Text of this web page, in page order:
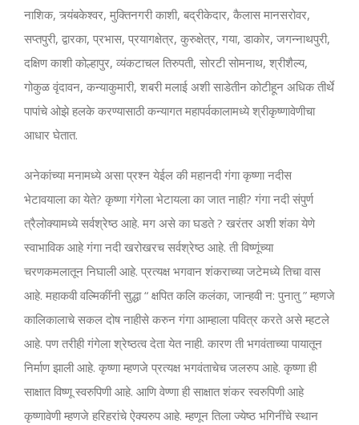
नाशिक, त्र्यंबकेश्वर, मुक्तिनगरी काशी, बद्रीकेदार, कैलास मानसरोवर,
सप्तपुरी, द्वारका, प्रभास, प्रयागक्षेत्र, कुरुक्षेत्र, गया, डाकोर, जगन्नाथपुरी,
दक्षिण काशी कोल्हापुर, व्यंकटाचल तिरुपती, सोरटी सोमनाथ, श्रीशैल्य,
गोकुळ वृंदावन, कन्याकुमारी, शबरी मलाई अशी साडेतीन कोटीहून अधिक तीर्थे
पापांचे ओझे हलके करण्यासाठी कन्यागत महापर्वकालामध्ये श्रीकृष्णावेणीचा
आधार घेतात.
अनेकांच्या मनामध्ये असा प्रश्न येईल की महानदी गंगा कृष्णा नदीस
भेटावयाला का येते? कृष्णा गंगेला भेटायला का जात नाही? गंगा नदी संपुर्ण
त्रैलोक्यामध्ये सर्वश्रेष्ठ आहे. मग असे का घडते ? खरंतर अशी शंका येणे
स्वाभाविक आहे गंगा नदी खरोखरच सर्वश्रेष्ठ आहे. ती विष्णूंच्या
चरणकमलातून निघाली आहे. प्रत्यक्ष भगवान शंकराच्या जटेमध्ये तिचा वास
आहे. महाकवी वल्मिकींनी सुद्धा “ क्षपित कलि कलंका, जान्हवी न: पुनातु ” म्हणजे
कालिकालाचे सकल दोष नाहीसे करुन गंगा आम्हाला पवित्र करते असे म्हटले
आहे. पण तरीही गंगेला श्रेष्ठत्व देता येत नाही. कारण ती भगवंताच्या पायातून
निर्माण झाली आहे. कृष्णा म्हणजे प्रत्यक्ष भगवंताचेच जलरुप आहे. कृष्णा ही
साक्षात विष्णू स्वरुपिणी आहे. आणि वेण्णा ही साक्षात शंकर स्वरुपिणी आहे
कृष्णावेणी म्हणजे हरिहरांचे ऐक्यरुप आहे. म्हणून तिला ज्येष्ठ भगिनींचे स्थान